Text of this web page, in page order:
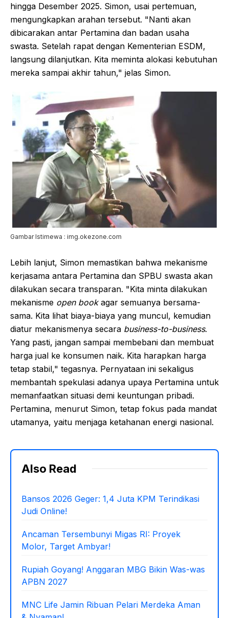
hingga Desember 2025. Simon, usai pertemuan,
mengungkapkan arahan tersebut. "Nanti akan
dibicarakan antar Pertamina dan badan usaha
swasta. Setelah rapat dengan Kementerian ESDM,
langsung dilanjutkan. Kita meminta alokasi kebutuhan
mereka sampai akhir tahun," jelas Simon.
Gambar Istimewa : img.okezone.com
Lebih lanjut, Simon memastikan bahwa mekanisme
kerjasama antara Pertamina dan SPBU swasta akan
dilakukan secara transparan. "Kita minta dilakukan
mekanisme open bookagar semuanya bersama-
sama. Kita lihat biaya-biaya yang muncul, kemudian
diatur mekanismenya secara business-to-business.
Yang pasti, jangan sampai membebani dan membuat
harga jual ke konsumen naik. Kita harapkan harga
tetap stabil," tegasnya. Pernyataan ini sekaligus
membantah spekulasi adanya upaya Pertamina untuk
memanfaatkan situasi demi keuntungan pribadi.
Pertamina, menurut Simon, tetap fokus pada mandat
utamanya, yaitu menjaga ketahanan energi nasional.
Also Read
Bansos 2026 Geger: 1,4 Juta KPM Terindikasi
Judi Online!
Ancaman Tersembunyi Migas RI: Proyek
Molor, Target Ambyar!
Rupiah Goyang! Anggaran MBG Bikin Was-was
APBN 2027
MNC Life Jamin Ribuan Pelari Merdeka Aman